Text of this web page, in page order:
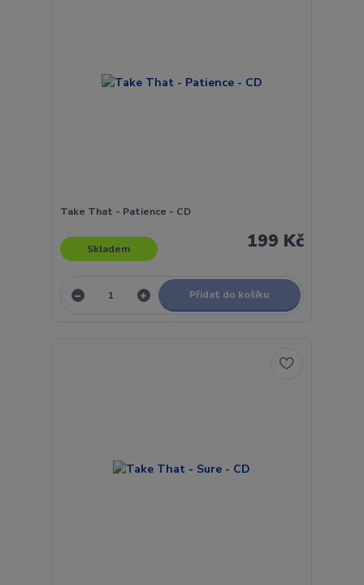
Take That - Patience - CD
199 Kč
Skladem
Přidat do košíku